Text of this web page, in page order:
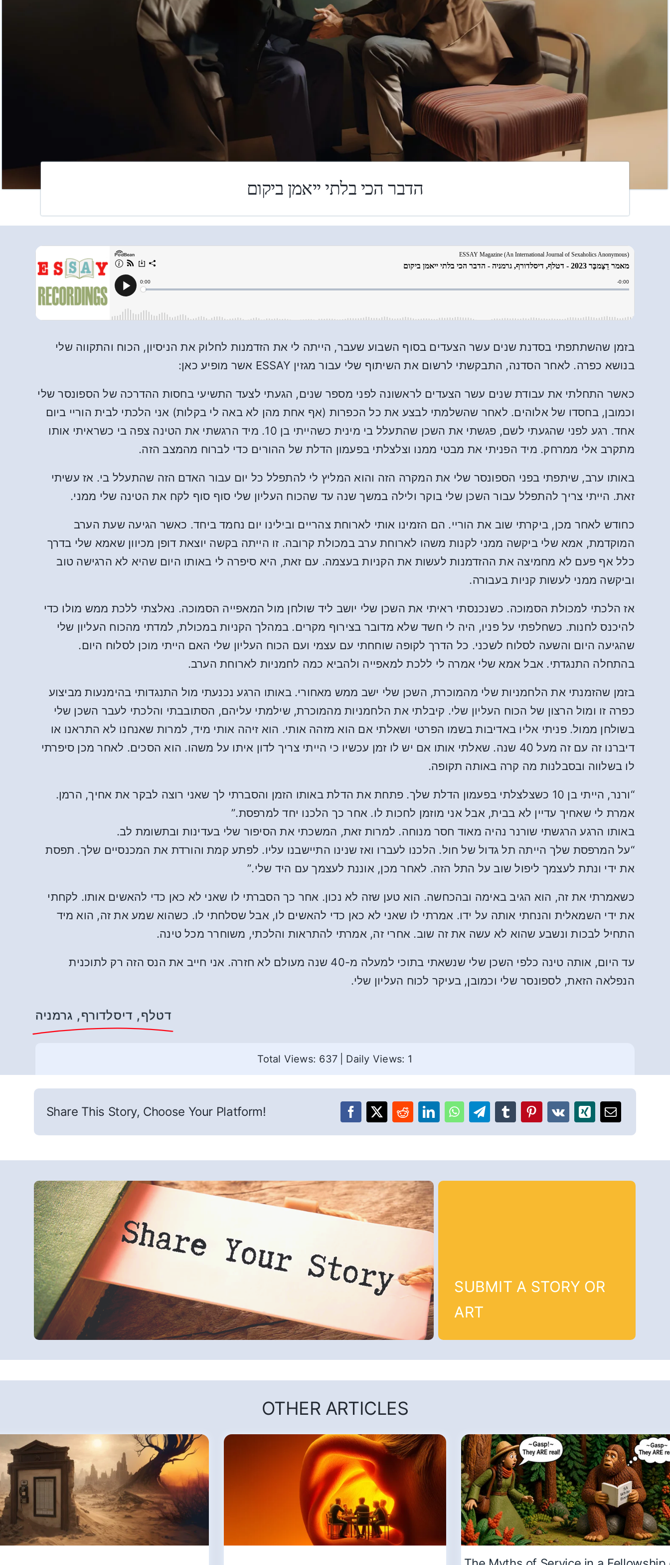
הדבר הכי בלתי ייאמן ביקום
בזמן שהשתתפתי בסדנת שנים עשר הצעדים בסוף השבוע שעבר, הייתה לי את הזדמנות לחלוק את הניסיון, הכוח והתקווה שלי
בנושא כפרה. לאחר הסדנה, התבקשתי לרשום את השיתוף שלי עבור מגזין ESSAY אשר מופיע כאן:
כאשר התחלתי את עבודת שנים עשר הצעדים לראשונה לפני מספר שנים, הגעתי לצעד התשיעי בחסות ההדרכה של הספונסר שלי
וכמובן, בחסדו של אלוהים. לאחר שהשלמתי לבצע את כל הכפרות (אף אחת מהן לא באה לי בקלות) אני הלכתי לבית הוריי ביום
אחד. רגע לפני שהגעתי לשם, פגשתי את השכן שהתעלל בי מינית כשהייתי בן 10. מיד הרגשתי את הטינה צפה בי כשראיתי אותו
מתקרב אלי ממרחק. מיד הפניתי את מבטי ממנו וצלצלתי בפעמון הדלת של ההורים כדי לברוח מהמצב הזה.
באותו ערב, שיתפתי בפני הספונסר שלי את המקרה הזה והוא המליץ לי להתפלל כל יום עבור האדם הזה שהתעלל בי. אז עשיתי
זאת. הייתי צריך להתפלל עבור השכן שלי בוקר ולילה במשך שנה עד שהכוח העליון שלי סוף סוף לקח את הטינה שלי ממני.
כחודש לאחר מכן, ביקרתי שוב את הוריי. הם הזמינו אותי לארוחת צהריים ובילינו יום נחמד ביחד. כאשר הגיעה שעת הערב
המוקדמת, אמא שלי ביקשה ממני לקנות משהו לארוחת ערב במכולת קרובה. זו הייתה בקשה יוצאת דופן מכיוון שאמא שלי בדרך
כלל אף פעם לא מחמיצה את ההזדמנות לעשות את הקניות בעצמה. עם זאת, היא סיפרה לי באותו היום שהיא לא הרגישה טוב
וביקשה ממני לעשות קניות בעבורה.
אז הלכתי למכולת הסמוכה. כשנכנסתי ראיתי את השכן שלי יושב ליד שולחן מול המאפייה הסמוכה. נאלצתי ללכת ממש מולו כדי
להיכנס לחנות. כשחלפתי על פניו, היה לי חשד שלא מדובר בצירוף מקרים. במהלך הקניות במכולת, למדתי מהכוח העליון שלי
שהגיעה היום והשעה לסלוח לשכני. כל הדרך לקופה שוחחתי עם עצמי ועם הכוח העליון שלי האם הייתי מוכן לסלוח היום.
בהתחלה התנגדתי. אבל אמא שלי אמרה לי ללכת למאפייה ולהביא כמה לחמניות לארוחת הערב.
בזמן שהזמנתי את הלחמניות שלי מהמוכרת, השכן שלי ישב ממש מאחורי. באותו הרגע נכנעתי מול התנגדותי בהימנעות מביצוע
כפרה זו ומול הרצון של הכוח העליון שלי. קיבלתי את הלחמניות מהמוכרת, שילמתי עליהם, הסתובבתי והלכתי לעבר השכן שלי
בשולחן ממול. פניתי אליו באדיבות בשמו הפרטי ושאלתי אם הוא מזהה אותי. הוא זיהה אותי מיד, למרות שאנחנו לא התראנו או
דיברנו זה עם זה מעל 40 שנה. שאלתי אותו אם יש לו זמן עכשיו כי הייתי צריך לדון איתו על משהו. הוא הסכים. לאחר מכן סיפרתי
לו בשלווה ובסבלנות מה קרה באותה תקופה.
“ורנר, הייתי בן 10 כשצלצלתי בפעמון הדלת שלך. פתחת את הדלת באותו הזמן והסברתי לך שאני רוצה לבקר את אחיך, הרמן.
אמרת לי שאחיך עדיין לא בבית, אבל אני מוזמן לחכות לו. אחר כך הלכנו יחד למרפסת.”
באותו הרגע הרגשתי שורנר נהיה מאוד חסר מנוחה. למרות זאת, המשכתי את הסיפור שלי בעדינות ובתשומת לב.
“על המרפסת שלך הייתה תל גדול של חול. הלכנו לעברו ואז שנינו התיישבנו עליו. לפתע קמת והורדת את המכנסיים שלך. תפסת
את ידי ונתת לעצמך ליפול שוב על התל הזה. לאחר מכן, אוננת לעצמך עם היד שלי.”
כשאמרתי את זה, הוא הגיב באימה ובהכחשה. הוא טען שזה לא נכון. אחר כך הסברתי לו שאני לא כאן כדי להאשים אותו. לקחתי
את ידי השמאלית והנחתי אותה על ידו. אמרתי לו שאני לא כאן כדי להאשים לו, אבל שסלחתי לו. כשהוא שמע את זה, הוא מיד
התחיל לבכות ונשבע שהוא לא עשה את זה שוב. אחרי זה, אמרתי להתראות והלכתי, משוחרר מכל טינה.
עד היום, אותה טינה כלפי השכן שלי שנשאתי בתוכי למעלה מ-40 שנה מעולם לא חזרה. אני חייב את הנס הזה רק לתוכנית
הנפלאה הזאת, לספונסר שלי וכמובן, בעיקר לכוח העליון שלי.
דטלף, דיסלדורף, גרמניה
Total Views: 637 Daily Views: 1
Share This Story, Choose Your Platform!
SUBMIT A STORY OR
ART
OTHER ARTICLES